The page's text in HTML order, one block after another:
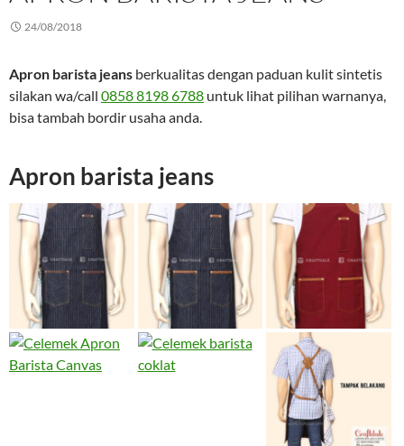
24/08/2018
Apron barista jeans berkualitas dengan paduan kulit sintetis
silakan wa/call 0858 8198 6788 untuk lihat pilihan warnanya,
bisa tambah bordir usaha anda.
Apron barista jeans